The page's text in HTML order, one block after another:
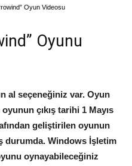
Oyun Videosu
Oyunu
al seçeneğiniz var. Oyun
çıkış tarihi 1 Mayıs
geliştirilen oyunun
durumda. Windows İşletim
oynayabileceğiniz